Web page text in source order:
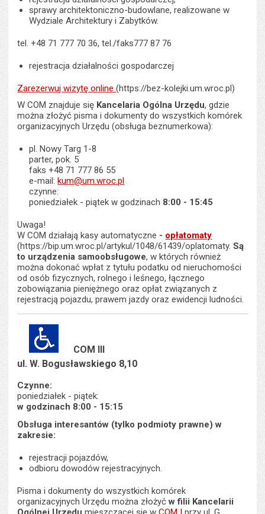
sprawy architektoniczno-budowlane, realizowane w
Wydziale Architektury i Zabytków.
tel. +48 71 777 70 36, tel./faks777 87 76
rejestracja działalności gospodarczej
Zarezerwuj wizytę online(https://bez-kolejki.um.wroc.pl)
W COM znajduje się Kancelaria Ogólna Urzędu, gdzie
można złożyć pisma i dokumenty do wszystkich komórek
organizacyjnych Urzędu (obsługa beznumerkowa):
pl. Nowy Targ 1-8
parter, pok. 5
faks +48 71 777 86 55
e-mail:kum@um.wroc.pl
czynne:
poniedziałek - piątek w godzinach 8:00 - 15:45
Uwaga!
W COM działają kasy automatyczne - opłatomaty
(https://bip.um.wroc.pl/artykul/1048/61439/oplatomaty. Są
to urządzenia samoobsługowe, w których również
można dokonać wpłat z tytułu podatku od nieruchomości
od osób fizycznych, rolnego i leśnego, łącznego
zobowiązania pieniężnego oraz opłat związanych z
rejestracją pojazdu, prawem jazdy oraz ewidencji ludności.
COM III
ul. W. Bogusławskiego 8,10
Czynne:
poniedziałek - piątek:
w godzinach 8:00 - 15:15
Obsługa interesantów (tylko podmioty prawne) w
zakresie:
rejestracji pojazdów,
odbioru dowodów rejestracyjnych.
Pisma i dokumenty do wszystkich komórek
organizacyjnych Urzędu można złożyćwfilii Kancelarii